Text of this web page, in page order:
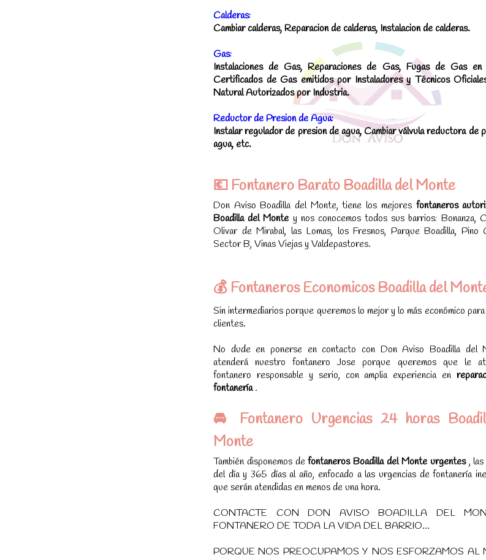
Calderas:
Cambiar calderas, Reparacion de calderas, Instalacion de calderas.
Gas:
Instalaciones de Gas, Reparaciones de Gas, Fugas de Gas en
Certificados de Gas emitidos por Instaladores y Técnicos
Natural Autorizados por Industria.
Reductor de Presion de Agua:
Instalar regulador de presion de agua, Cambiar válvula reductora de
agua, etc.
💶 Fontanero Barato Boadilla del Monte
Don Aviso Boadilla del Monte, tiene los mejores fontaneros
Boadilla del Monte y nos conocemos todos sus barrios: Bonanza,
Olivar de Mirabal, las Lomas, los Fresnos, Parque Boadilla, Pino
Sector B, Vinas Viejas y Valdepastores.
💰 Fontaneros Economicos Boadilla del
Sin intermediarios porque queremos lo mejor y lo más económico
clientes.
No dude en ponerse en contacto con Don Aviso Boadilla del
atenderá nuestro fontanero Jose porque queremos que le
fontanero responsable y serio, con amplia experiencia en
fontanería.
🚘 Fontanero Urgencias 24 horas
Monte
También disponemos defontaneros Boadilla del Monte urgentes,
del día y 365 días al año, enfocado a las urgencias de fontanería
que serán atendidas en menos de una hora.
CONTACTE CON DON AVISO BOADILLA DEL
FONTANERO DE TODA LA VIDA DEL BARRIO...
PORQUE NOS PREOCUPAMOS Y NOS ESFORZAMOS AL